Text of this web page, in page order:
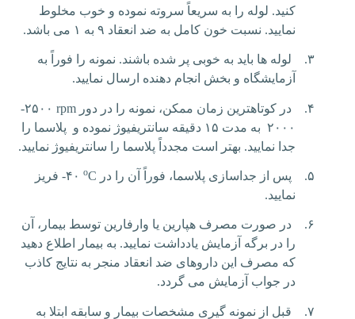
کنید. لوله را به سریعاً سروته نموده و خوب مخلوط
نمایید. نسبت خون کامل به ضد انعقاد ۹ به ۱ می باشد.
۳.
لوله ها باید به خوبی پر شده باشند. نمونه را فوراً به
آزمایشگاه و بخش انجام دهنده ارسال نمایید.
۴. در کوتاهترین زمان ممکن، نمونه را در دور rpm
۲۵۰۰-
۲۰۰۰ به مدت ۱۵ دقیقه سانتریفیوژ نموده و پلاسما را
جدا نمایید. بهتر است مجدداً پلاسما را سانتریفیوژ نمایید.
۵. پس از جداسازی پلاسما، فوراً آن را در -۴۰ oC
فریز
نمایید.
۶.
در صورت مصرف هپارین یا وارفارین توسط بیمار، آن
را در برگه آزمایش یادداشت نمایید. به بیمار اطلاع دهید
که مصرف این داروهای ضد انعقاد منجر به نتایج کاذب
در جواب آزمایش می گردد.
۷.
قبل از نمونه گیری مشخصات بیمار و سابقه ابتلا به